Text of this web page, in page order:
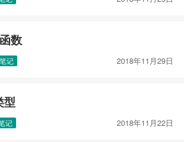
数
记 2018年11月29日
型
记 2018年11月22日